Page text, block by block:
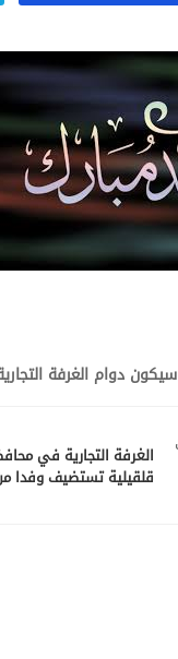
سيكون دوام الغرفة التجارية
الغرفة التجارية في
قلقيلية تستضيف وفدا